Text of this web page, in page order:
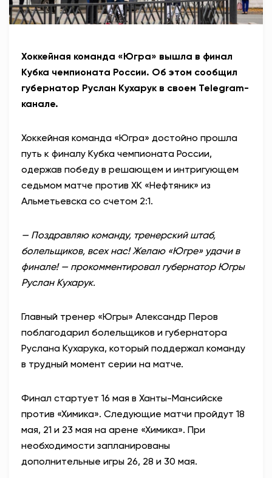
Хоккейная команда «Югра» вышла в финал
Кубка чемпионата России. Об этом сообщил
губернатор Руслан Кухарук в своем Telegram-
канале.
Хоккейная команда «Югра» достойно прошла
путь к финалу Кубка чемпионата России,
одержав победу в решающем и интригующем
седьмом матче против ХК «Нефтяник» из
Альметьевска со счетом 2:1.
— Поздравляю команду, тренерский штаб,
болельщиков, всех нас! Желаю «Югре» удачи в
финале! — прокомментировал губернатор Югры
Руслан Кухарук.
Главный тренер «Югры» Александр Перов
поблагодарил болельщиков и губернатора
Руслана Кухарука, который поддержал команду
в трудный момент серии на матче.
Финал стартует 16 мая в Ханты-Мансийске
против «Химика». Следующие матчи пройдут 18
мая, 21 и 23 мая на арене «Химика». При
необходимости запланированы
дополнительные игры 26, 28 и 30 мая.